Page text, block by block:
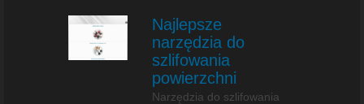
Najlepsze
narzędzia do
szlifowania
powierzchni
Narzędzia do szlifowania